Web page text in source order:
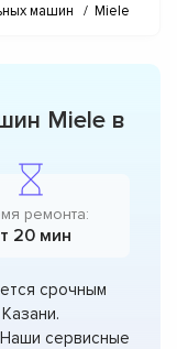
машин / Miele
Miele в
ремонта:
20 мин
срочным
сервисные